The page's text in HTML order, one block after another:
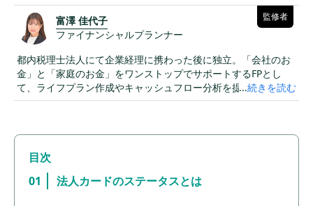
富澤 佳代子
ファイナンシャルプランナー
都内税理士法人にて企業経理に携わった後に独立。「会社のお
金」と「家庭のお金」をワンストップでサポートするFPとし
て、ライフプラン作成やキャッシュフロー分析を提供。小学生
の子どもを育てる母親としての視点も活かし、経営者や個人の
...続きを読む
監修者
法人カードのステータスとは